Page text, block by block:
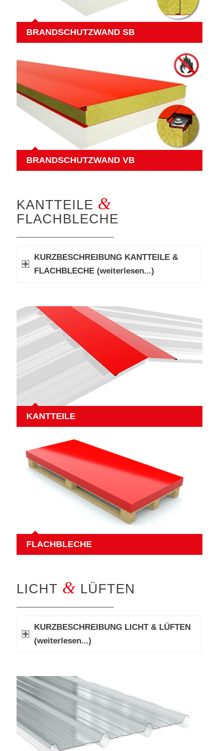
BRANDSCHUTZWAND SB
BRANDSCHUTZWAND VB
KANTTEILE &
FLACHBLECHE
KURZBESCHREIBUNG KANTTEILE &
FLACHBLECHE (weiterlesen...)
KANTTEILE
FLACHBLECHE
LICHT & LÜFTEN
KURZBESCHREIBUNG LICHT & LÜFTEN
(weiterlesen...)